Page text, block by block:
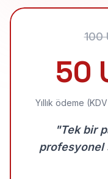
100
50
Yıllık ödeme
"Tek bir
profesyonel